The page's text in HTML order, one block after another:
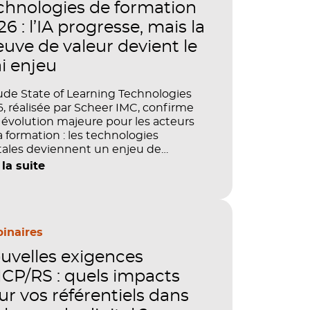
de formation
: l’IA progresse, mais la
de valeur devient le
enjeu
State of Learning Technologies
réalisée par Scheer IMC, confirme
majeure pour les acteurs
formation : les technologies
deviennent un enjeu de
de performance et de preuve
démontrer concrètement
la productivité et la
des organisations ?
la suite
exigences
RS : quels impacts
vos référentiels dans